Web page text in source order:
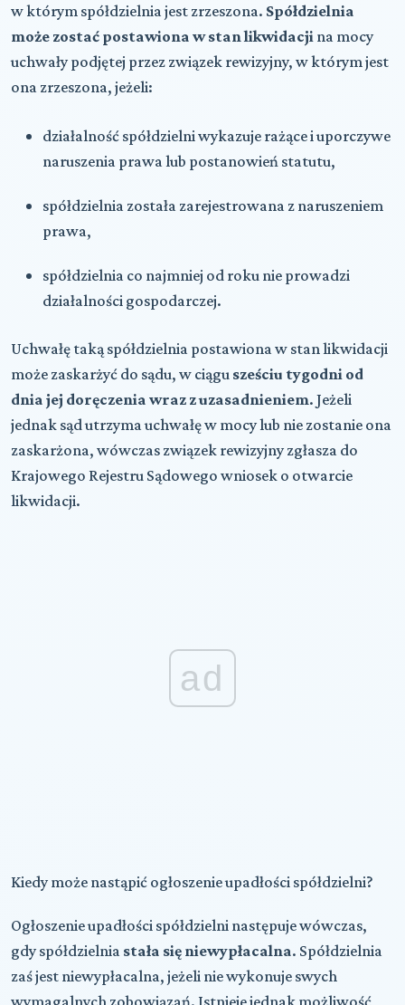
w którym spółdzielnia jest zrzeszona. Spółdzielnia
może zostać postawiona w stan likwidacji na mocy
uchwały podjętej przez związek rewizyjny, w którym jest
ona zrzeszona, jeżeli:
działalność spółdzielni wykazuje rażące i uporczywe
naruszenia prawa lub postanowień statutu,
spółdzielnia została zarejestrowana z naruszeniem
prawa,
spółdzielnia co najmniej od roku nie prowadzi
działalności gospodarczej.
Uchwałę taką spółdzielnia postawiona w stan likwidacji
może zaskarżyć do sądu, w ciągu sześciu tygodni od
dnia jej doręczenia wraz z uzasadnieniem. Jeżeli
jednak sąd utrzyma uchwałę w mocy lub nie zostanie ona
zaskarżona, wówczas związek rewizyjny zgłasza do
Krajowego Rejestru Sądowego wniosek o otwarcie
likwidacji.
ad
Kiedy może nastąpić ogłoszenie upadłości spółdzielni?
Ogłoszenie upadłości spółdzielni następuje wówczas,
gdy spółdzielnia stała się niewypłacalna. Spółdzielnia
zaś jest niewypłacalna, jeżeli nie wykonuje swych
wymagalnych zobowiązań. Istnieje jednak możliwość